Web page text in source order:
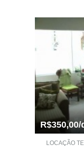
R$350,00/
LOCAÇÃO